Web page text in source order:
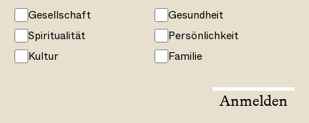
Gesellschaft
Gesundheit
Spiritualität
Persönlichkeit
Kultur
Familie
Anmelden